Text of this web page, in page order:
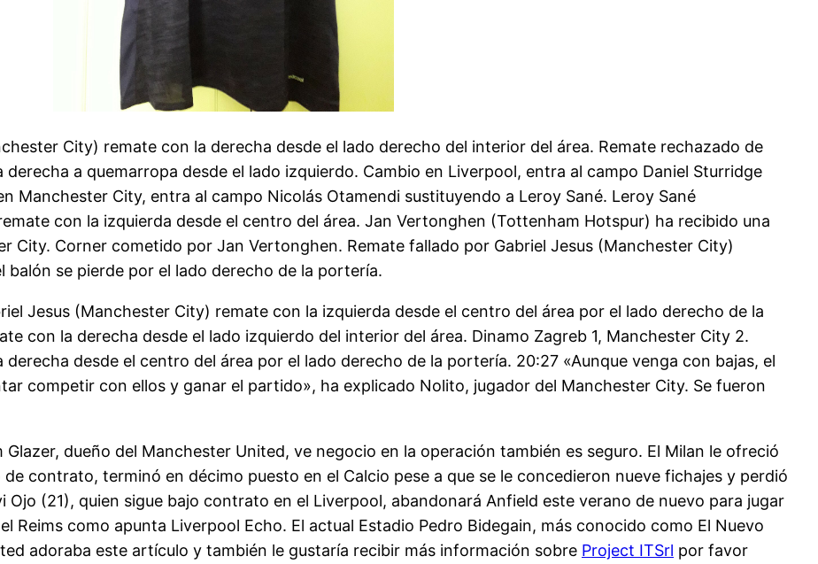
City) remate con la derecha desde el lado derecho del interior del área. Remate rechazado de
a quemarropa desde el lado izquierdo. Cambio en Liverpool, entra al campo Daniel Sturridge
Manchester City, entra al campo Nicolás Otamendi sustituyendo a Leroy Sané. Leroy Sané
con la izquierda desde el centro del área. Jan Vertonghen (Tottenham Hotspur) ha recibido una
City. Corner cometido por Jan Vertonghen. Remate fallado por Gabriel Jesus (Manchester City)
balón se pierde por el lado derecho de la portería.
Jesus (Manchester City) remate con la izquierda desde el centro del área por el lado derecho de la
con la derecha desde el lado izquierdo del interior del área. Dinamo Zagreb 1, Manchester City 2.
desde el centro del área por el lado derecho de la portería. 20:27 «Aunque venga con bajas, el
competir con ellos y ganar el partido», ha explicado Nolito, jugador del Manchester City. Se fueron
dueño del Manchester United, ve negocio en la operación también es seguro. El Milan le ofreció
contrato, terminó en décimo puesto en el Calcio pese a que se le concedieron nueve fichajes y perdió
Ojo (21), quien sigue bajo contrato en el Liverpool, abandonará Anfield este verano de nuevo para jugar
Reims como apunta Liverpool Echo. El actual Estadio Pedro Bidegain, más conocido como El Nuevo
adoraba este artículo y también le gustaría recibir más información sobre Project ITSrl por favor